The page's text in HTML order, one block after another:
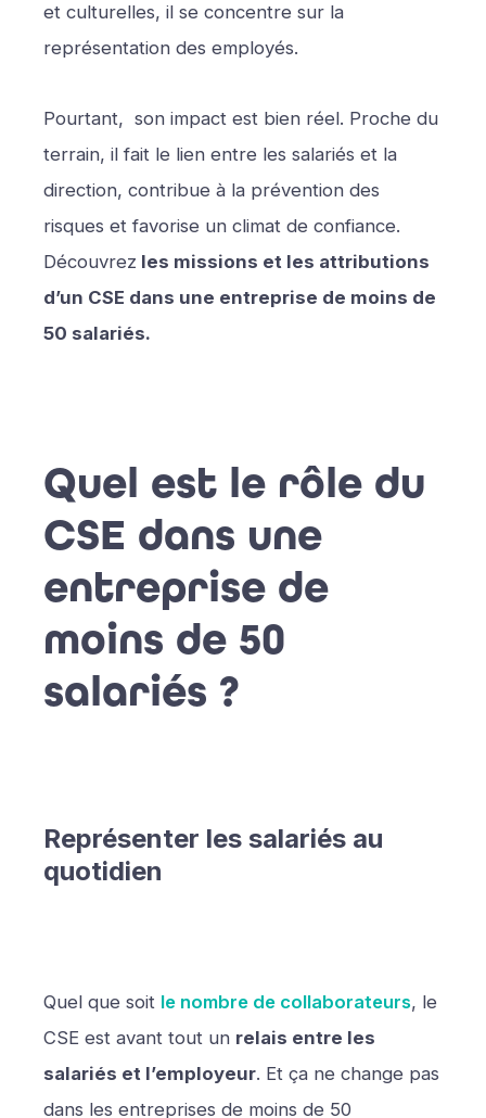
et culturelles, il se concentre sur la
représentation des employés.
Pourtant, son impact est bien réel. Proche du
terrain, il fait le lien entre les salariés et la
direction, contribue à la prévention des
risques et favorise un climat de confiance.
Découvrez les missions et les attributions
d’un CSE dans une entreprise de moins de
50 salariés.
Quel est le rôle du
CSE dans une
entreprise de
moins de 50
salariés ?
Représenter les salariés au
quotidien
Quel que soit le nombre de collaborateurs, le
CSE est avant tout un relais entre les
salariés et l’employeur. Et ça ne change pas
dans les entreprises de moins de 50